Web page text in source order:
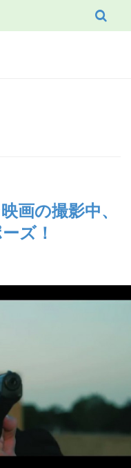
画の撮影中、
ズ！